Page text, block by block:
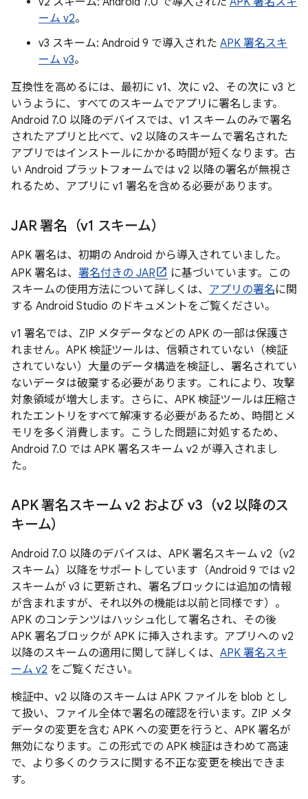
ーム v2。
v3 スキーム: Android 9 で導入された APK 署名スキ
ーム v3。
互換性を高めるには、最初に v1、次に v2、その次に v3 と
いうように、すべてのスキームでアプリに署名します。
Android 7.0 以降のデバイスでは、v1 スキームのみで署名
されたアプリと比べて、v2 以降のスキームで署名された
アプリではインストールにかかる時間が短くなります。古
い Android プラットフォームでは v2 以降の署名が無視さ
れるため、アプリに v1 署名を含める必要があります。
JAR 署名（v1 スキーム）
APK 署名は、初期の Android から導入されていました。
APK 署名は、 署名付きの JAR
に基づいています。この
スキームの使用方法について詳しくは、 アプリの署名に関
する Android Studio のドキュメントをご覧ください。
v1 署名では、ZIP メタデータなどの APK の一部は保護さ
れません。APK 検証ツールは、信頼されていない（検証
されていない）大量のデータ構造を検証し、署名されてい
ないデータは破棄する必要があります。これにより、攻撃
対象領域が増大します。さらに、APK 検証ツールは圧縮さ
れたエントリをすべて解凍する必要があるため、時間とメ
モリを多く消費します。こうした問題に対処するため、
Android 7.0 では APK 署名スキーム v2 が導入されまし
た。
APK 署名スキーム v2 および v3（v2 以降のス
キーム）
Android 7.0 以降のデバイスは、APK 署名スキーム v2（v2
スキーム）以降をサポートしています（Android 9 では v2
スキームが v3 に更新され、署名ブロックには追加の情報
が含まれますが、それ以外の機能は以前と同様です）。
APK のコンテンツはハッシュ化して署名され、その後
APK 署名ブロックが APK に挿入されます。アプリへの v2
以降のスキームの適用に関して詳しくは、 APK 署名スキ
ーム v2 をご覧ください。
検証中、v2 以降のスキームは APK ファイルを blob とし
て扱い、ファイル全体で署名の確認を行います。ZIP メタ
データの変更を含む APK への変更を行うと、APK 署名が
無効になります。この形式での APK 検証はきわめて高速
で、より多くのクラスに関する不正な変更を検出できま
す。